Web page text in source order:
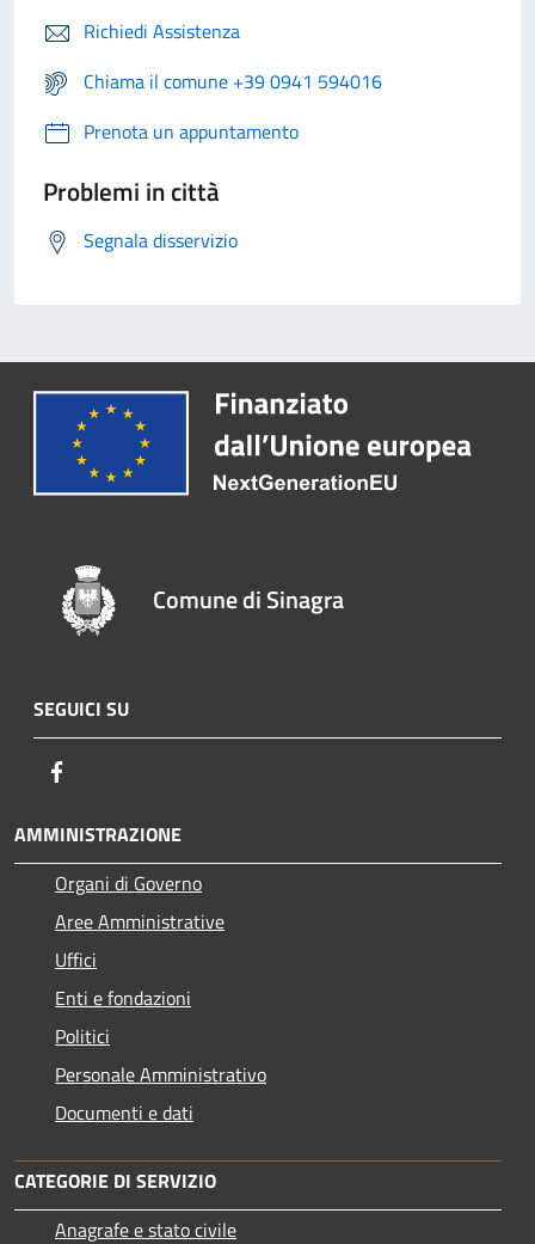
Richiedi Assistenza
Chiama il comune +39 0941 594016
Prenota un appuntamento
Problemi in città
Segnala disservizio
Comune di Sinagra
SEGUICI SU
AMMINISTRAZIONE
Organi di Governo
Aree Amministrative
Uffici
Enti e fondazioni
Politici
Personale Amministrativo
Documenti e dati
CATEGORIE DI SERVIZIO
Anagrafe e stato civile